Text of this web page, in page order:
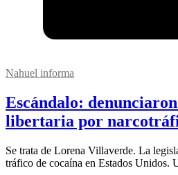
Nahuel informa
Escándalo:
libertaria por
Se trata de Lorena Villaverde. La
tráfico de cocaína en Estados Unidos.